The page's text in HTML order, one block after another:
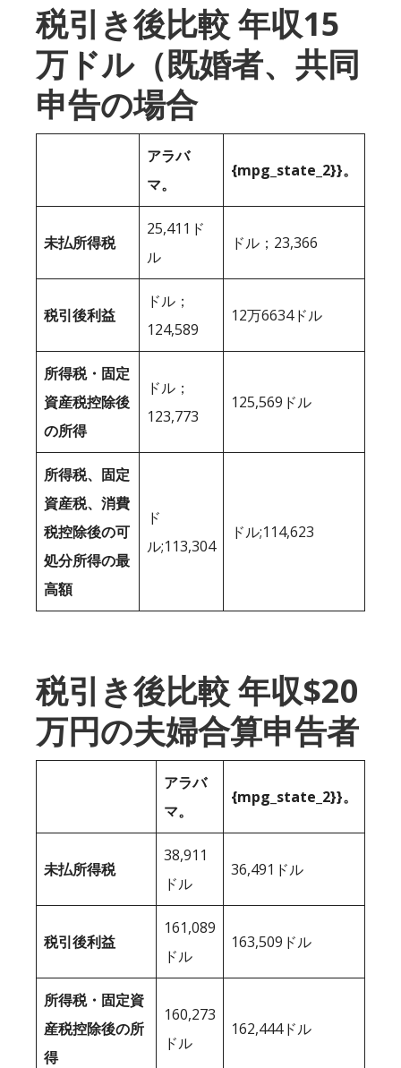
税引き後比較 年収15
万ドル（既婚者、共同
申告の場合
アラバ
マ。
{mpg_state_2}}。
未払所得税
25,411ド
ル
ドル；23,366
税引後利益
ドル；
124,589
12万6634ドル
所得税・固定
資産税控除後
の所得
ドル；
123,773
125,569ドル
所得税、固定
資産税、消費
税控除後の可
処分所得の最
高額
ド
ル;113,304
ドル;114,623
税引き後比較 年収$20
万円の夫婦合算申告者
アラバ
マ。
{mpg_state_2}}。
未払所得税
38,911
ドル
36,491ドル
税引後利益
161,089
ドル
163,509ドル
所得税・固定資
産税控除後の所
得
160,273
ドル
162,444ドル